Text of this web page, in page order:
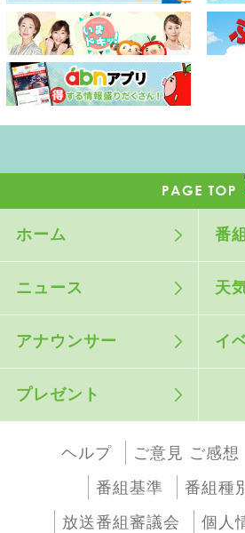
ホーム 番組
ニュース 天
アナウンサー イ
プレゼント
ヘルプ ご意見 ご感想
番組基準
番組種
放送番組審議会
個人